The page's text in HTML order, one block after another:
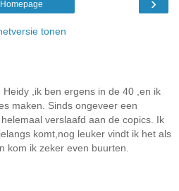
Homepage
tonen
Heidy ,ik ben ergens in de 40 ,en ik
maken. Sinds ongeveer een
verslaafd aan de copics. Ik
komt,nog leuker vindt ik het als
kom ik zeker even buurten.